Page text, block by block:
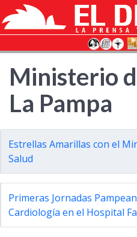
Ministerio
La Pampa
Estrellas Amarillas con el
Salud
Primeras Jornadas
Cardiología en el Hospital